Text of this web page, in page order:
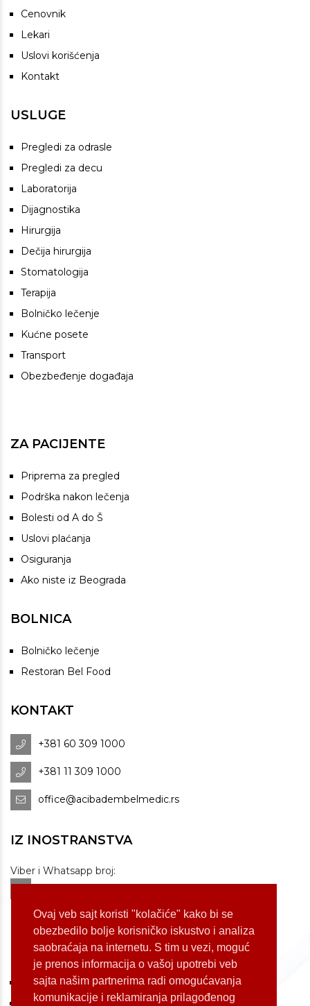
Ovaj veb sajt koristi "kolačiće" kako bi se
obezbedilo bolje korisničko iskustvo i analiza
saobraćaja na internetu. S tim u vezi, moguć
je prenos informacija o vašoj upotrebi veb
sajta našim partnerima radi omogućavanja
komunikacije i reklamiranja prilagođenog
Cenovnik
Lekari
Uslovi korišćenja
Kontakt
USLUGE
Pregledi za odrasle
Pregledi za decu
Laboratorija
Dijagnostika
Hirurgija
Dečija hirurgija
Stomatologija
Terapija
Bolničko lečenje
Kućne posete
Transport
Obezbeđenje događaja
ZA PACIJENTE
Priprema za pregled
Podrška nakon lečenja
Bolesti od A do Š
Uslovi plaćanja
Osiguranja
Ako niste iz Beograda
BOLNICA
Bolničko lečenje
Restoran Bel Food
KONTAKT
+381 60 309 1000
+381 11 309 1000
office@acibadembelmedic.rs
IZ INOSTRANSTVA
Viber i Whatsapp broj:
+381 60 309 1070
Dostupnost: od 07 do 22h
LOKACIJE
Koste Jovanovića 87 (Voždovac)
Bulevar Oslobođenja 155 (Voždovac)